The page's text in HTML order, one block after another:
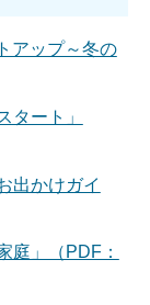
アップ～冬の
タート」
出かけガイ
庭」（PDF：